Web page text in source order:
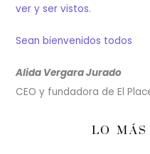
ver y ser vistos.
Sean bienvenidos todos
Alida Vergara Jurado
CEO y fundadora de El
LO